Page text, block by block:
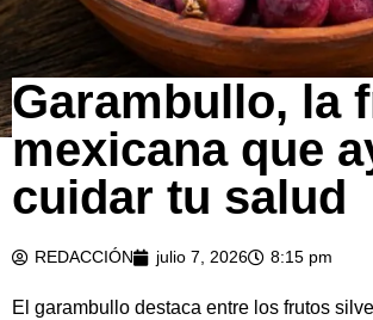
Garambullo, la
mexicana que
cuidar tu salud
REDACCIÓN julio 7, 2026 8:15 pm
El garambullo destaca entre los frutos